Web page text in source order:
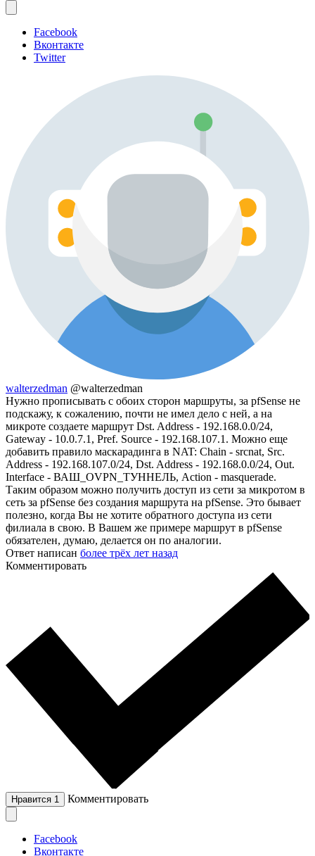
Facebook
Вконтакте
Twitter
walterzedman @walterzedman
Нужно прописывать с обоих сторон маршруты, за pfSense не
подскажу, к сожалению, почти не имел дело с ней, а на
микроте создаете маршрут Dst. Address - 192.168.0.0/24,
Gateway - 10.0.7.1, Pref. Source - 192.168.107.1. Можно еще
добавить правило маскарадинга в NAT: Chain - srcnat, Src.
Address - 192.168.107.0/24, Dst. Address - 192.168.0.0/24, Out.
Interface - ВАШ_OVPN_ТУННЕЛЬ, Action - masquerade.
Таким образом можно получить доступ из сети за микротом в
сеть за pfSense без создания маршрута на pfSense. Это бывает
полезно, когда Вы не хотите обратного доступа из сети
филиала в свою. В Вашем же примере маршрут в pfSense
обязателен, думаю, делается он по аналогии.
Ответ написан более трёх лет назад
Комментировать
Нравится 1 Комментировать
Facebook
Вконтакте